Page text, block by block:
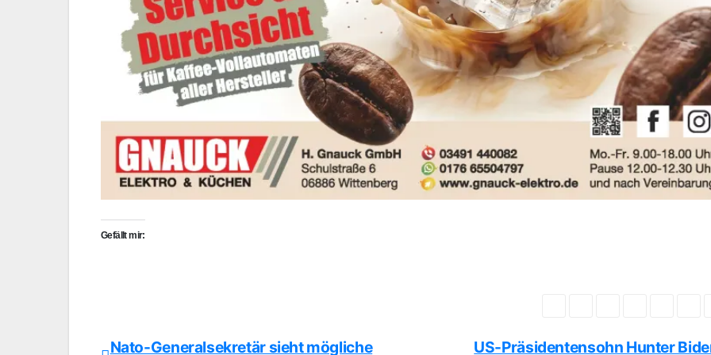
Gefällt mir:
US-Präsidentensohn Hunter
Nato-Generalsekretär sieht mögliche